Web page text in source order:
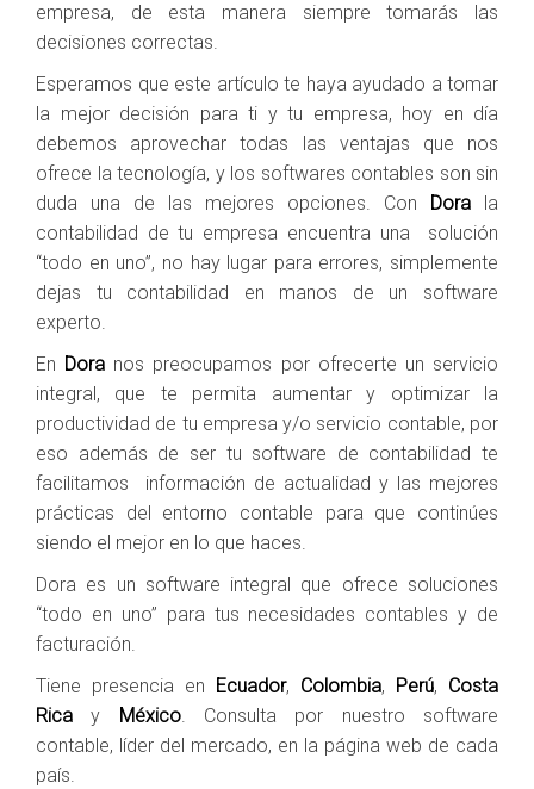
empresa, de esta manera siempre tomarás las
decisiones correctas.
Esperamos que este artículo te haya ayudado a tomar
la mejor decisión para ti y tu empresa, hoy en día
debemos aprovechar todas las ventajas que nos
ofrece la tecnología, y los softwares contables son sin
duda una de las mejores opciones. Con Dora la
contabilidad de tu empresa encuentra una solución
“todo en uno”, no hay lugar para errores, simplemente
dejas tu contabilidad en manos de un software
experto.
En Dora nos preocupamos por ofrecerte un servicio
integral, que te permita aumentar y optimizar la
productividad de tu empresa y/o servicio contable, por
eso además de ser tu software de contabilidad te
facilitamos información de actualidad y las mejores
prácticas del entorno contable para que continúes
siendo el mejor en lo que haces.
Dora es un software integral que ofrece soluciones
“todo en uno” para tus necesidades contables y de
facturación.
Tiene presencia en Ecuador, Colombia, Perú, Costa
Rica y México. Consulta por nuestro software
contable, líder del mercado, en la página web de cada
país.